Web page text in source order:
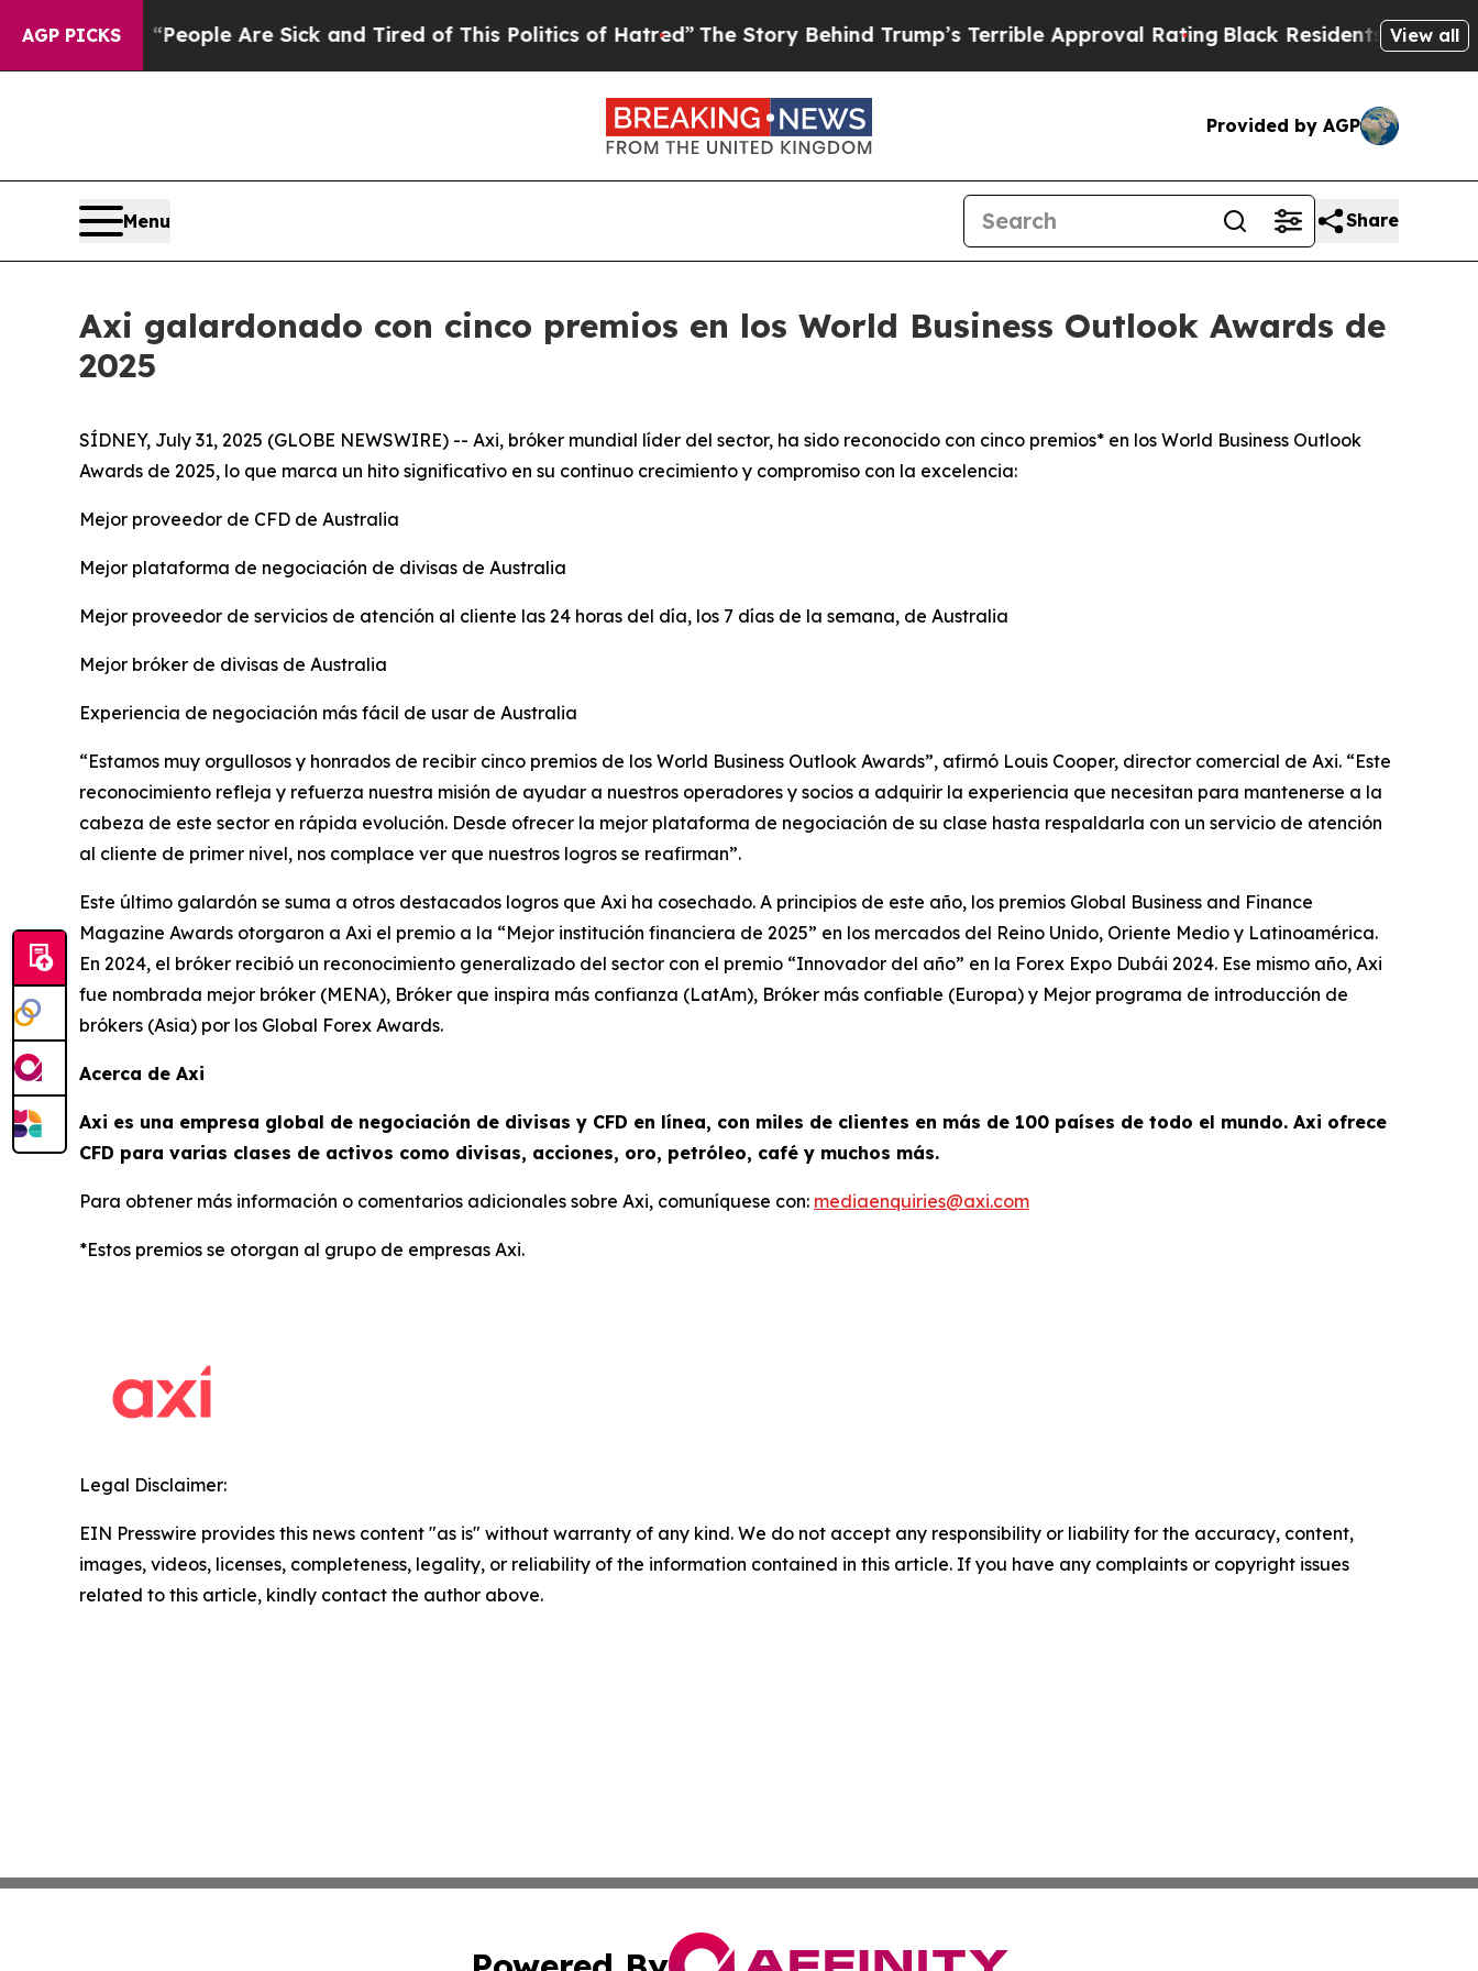
AGP PICKS
Win: “People Are Sick and Tired of This Politics of Hatred”The Story Behind Trump’s Terrible Approval RatingBlack Residents Warned of
View all
Provided by AGP
Menu Share
Axi galardonado con cinco premios en los World Business Outlook Awards de
2025
SÍDNEY, July 31, 2025 (GLOBE NEWSWIRE) -- Axi, bróker mundial líder del sector, ha sido reconocido con cinco premios* en los World Business Outlook
Awards de 2025, lo que marca un hito significativo en su continuo crecimiento y compromiso con la excelencia:
Mejor proveedor de CFD de Australia
Mejor plataforma de negociación de divisas de Australia
Mejor proveedor de servicios de atención al cliente las 24 horas del día, los 7 días de la semana, de Australia
Mejor bróker de divisas de Australia
Experiencia de negociación más fácil de usar de Australia
“Estamos muy orgullosos y honrados de recibir cinco premios de los World Business Outlook Awards”, afirmó Louis Cooper, director comercial de Axi. “Este
reconocimiento refleja y refuerza nuestra misión de ayudar a nuestros operadores y socios a adquirir la experiencia que necesitan para mantenerse a la
cabeza de este sector en rápida evolución. Desde ofrecer la mejor plataforma de negociación de su clase hasta respaldarla con un servicio de atención
al cliente de primer nivel, nos complace ver que nuestros logros se reafirman”.
Este último galardón se suma a otros destacados logros que Axi ha cosechado. A principios de este año, los premios Global Business and Finance
Magazine Awards otorgaron a Axi el premio a la “Mejor institución financiera de 2025” en los mercados del Reino Unido, Oriente Medio y Latinoamérica.
En 2024, el bróker recibió un reconocimiento generalizado del sector con el premio “Innovador del año” en la Forex Expo Dubái 2024. Ese mismo año, Axi
fue nombrada mejor bróker (MENA), Bróker que inspira más confianza (LatAm), Bróker más confiable (Europa) y Mejor programa de introducción de
brókers (Asia) por los Global Forex Awards.
Acerca de Axi
Axi es una empresa global de negociación de divisas y CFD en línea, con miles de clientes en más de 100 países de todo el mundo. Axi ofrece
CFD para varias clases de activos como divisas, acciones, oro, petróleo, café y muchos más.
Para obtener más información o comentarios adicionales sobre Axi, comuníquese con: mediaenquiries@axi.com
*Estos premios se otorgan al grupo de empresas Axi.
Legal Disclaimer:
EIN Presswire provides this news content "as is" without warranty of any kind. We do not accept any responsibility or liability for the accuracy, content,
images, videos, licenses, completeness, legality, or reliability of the information contained in this article. If you have any complaints or copyright issues
related to this article, kindly contact the author above.